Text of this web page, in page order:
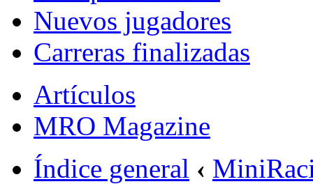
Nuevos jugadores
Carreras finalizadas
Artículos
MRO Magazine
Índice general ‹